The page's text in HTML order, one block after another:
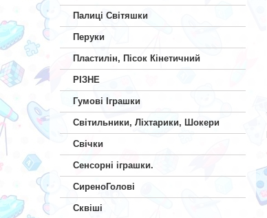
Палиці Світяшки
Перуки
Пластилін, Пісок Кінетичний
РІЗНЕ
Гумові Іграшки
Світильники, Ліхтарики, Шокери
Свічки
Сенсорні іграшки.
СиреноГолові
Сквіші